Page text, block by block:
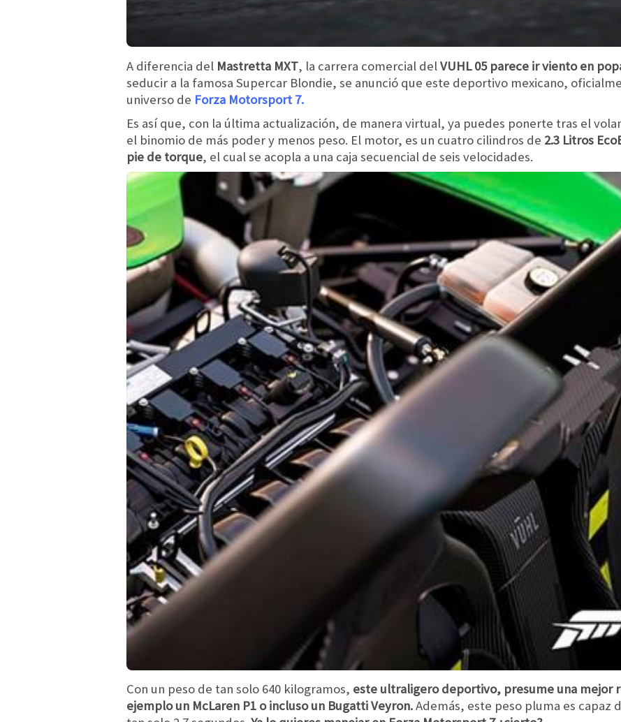
A diferencia del Mastretta MXT, la carrera comercial delVUHL 05 parece ir viento en
seducir a la famosa Supercar Blondie, se anunció que este deportivo mexicano,
universo de Forza Motorsport 7.
Es así que, con la última actualización, de manera virtual, ya puedes ponerte tras el
el binomio de más poder y menos peso. El motor, es un cuatro cilindros de 2.3 Litros
pie de torque, el cual se acopla a una caja secuencial de seis velocidades.
Con un peso de tan solo 640 kilogramos, este ultraligero deportivo, presume una mejor
ejemplo un McLaren P1 o incluso un Bugatti Veyron.Además, este peso pluma es capaz